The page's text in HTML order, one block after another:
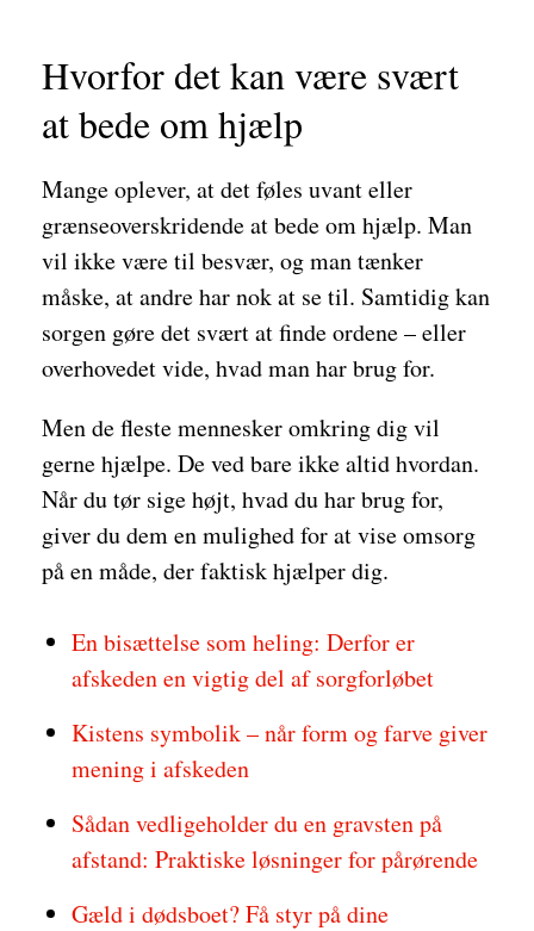
Hvorfor det kan være svært
at bede om hjælp
Mange oplever, at det føles uvant eller
grænseoverskridende at bede om hjælp. Man
vil ikke være til besvær, og man tænker
måske, at andre har nok at se til. Samtidig kan
sorgen gøre det svært at finde ordene – eller
overhovedet vide, hvad man har brug for.
Men de fleste mennesker omkring dig vil
gerne hjælpe. De ved bare ikke altid hvordan.
Når du tør sige højt, hvad du har brug for,
giver du dem en mulighed for at vise omsorg
på en måde, der faktisk hjælper dig.
En bisættelse som heling: Derfor er
afskeden en vigtig del af sorgforløbet
Kistens symbolik – når form og farve giver
mening i afskeden
Sådan vedligeholder du en gravsten på
afstand: Praktiske løsninger for pårørende
Gæld i dødsboet? Få styr på dine